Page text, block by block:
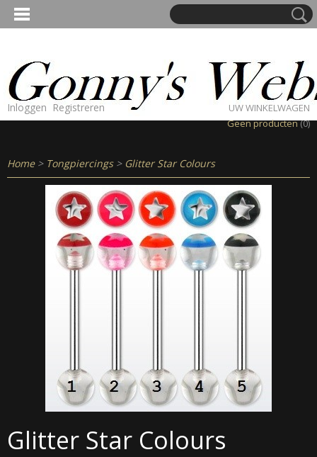
Inloggen Registreren
UW WINKELWAGEN
Geen producten(0)
Home> Tongpiercings> Glitter Star Colours
Glitter Star Colours